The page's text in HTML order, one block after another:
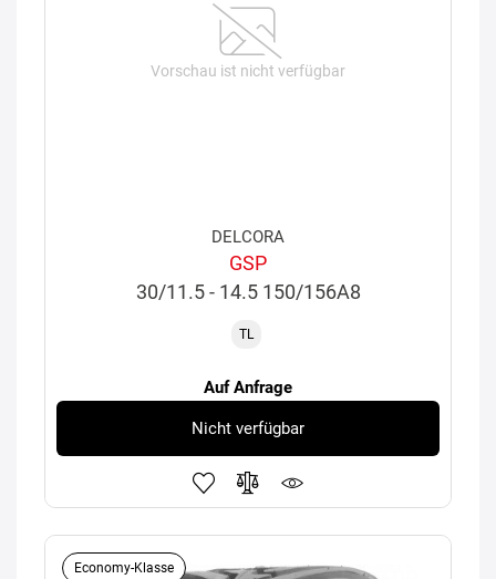
Vorschau ist nicht verfügbar
DELCORA
GSP
30/11.5 - 14.5 150/156A8
TL
Auf Anfrage
Nicht verfügbar
Economy-Klasse